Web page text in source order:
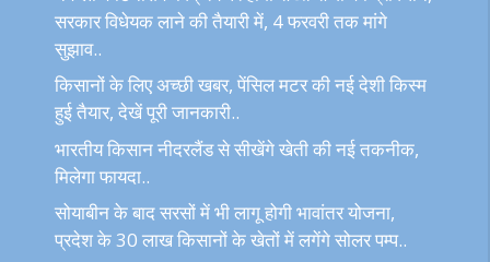
सरकार विधेयक लाने की तैयारी में, 4 फरवरी तक मांगे
सुझाव..
किसानों के लिए अच्छी खबर, पेंसिल मटर की नई देशी किस्म
हुई तैयार, देखें पूरी जानकारी..
भारतीय किसान नीदरलैंड से सीखेंगे खेती की नई तकनीक,
मिलेगा फायदा..
सोयाबीन के बाद सरसों में भी लागू होगी भावांतर योजना,
प्रदेश के 30 लाख किसानों के खेतों में लगेंगे सोलर पम्प..